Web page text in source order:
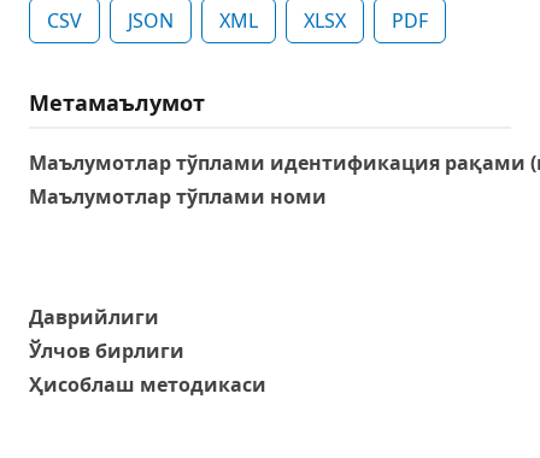
CSV JSON XML XLSX PDF
Метамаълумот
Маълумотлар тўплами идентификация рақами
Маълумотлар тўплами номи
Даврийлиги
Ўлчов бирлиги
Ҳисоблаш методикаси